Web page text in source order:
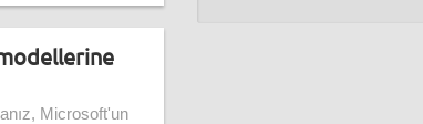
Microsoft'un